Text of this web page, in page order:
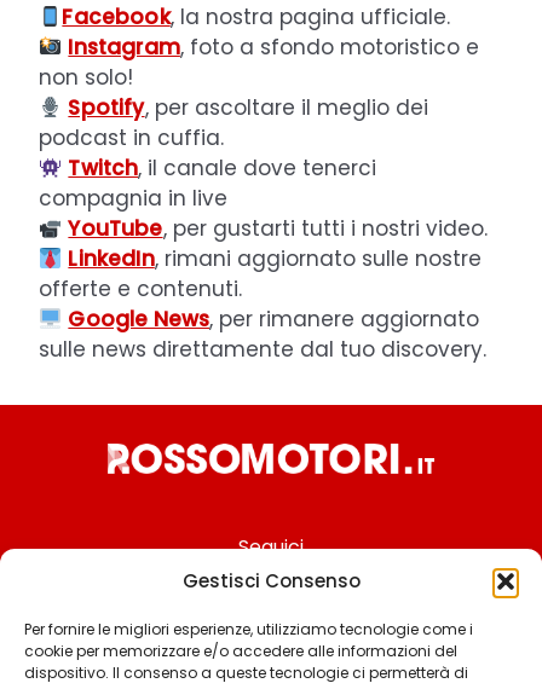
Gestisci Consenso
Per fornire le migliori esperienze, utilizziamo tecnologie come i
cookie per memorizzare e/o accedere alle informazioni del
dispositivo. Il consenso a queste tecnologie ci permetterà di
Facebook, la nostra pagina ufficiale.
Instagram, foto a sfondo motoristico e
non solo!
Spotify, per ascoltare il meglio dei
podcast in cuffia.
Twitch, il canale dove tenerci
compagnia in live
YouTube, per gustarti tutti i nostri video.
LinkedIn, rimani aggiornato sulle nostre
offerte e contenuti.
Google News, per rimanere aggiornato
sulle news direttamente dal tuo discovery.
Seguici
Chi siamo